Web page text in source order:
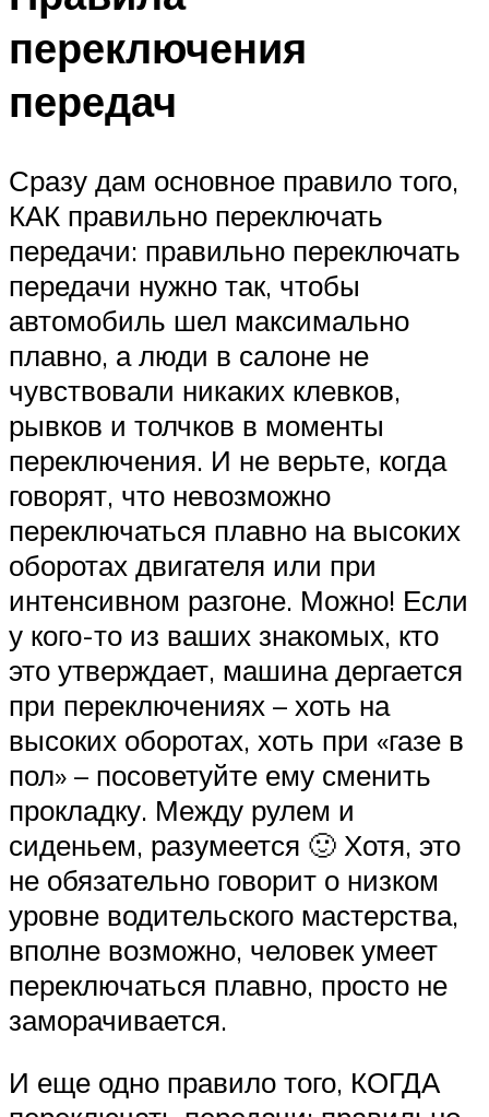
переключения
передач
Сразу дам основное правило того,
КАК правильно переключать
передачи: правильно переключать
передачи нужно так, чтобы
автомобиль шел максимально
плавно, а люди в салоне не
чувствовали никаких клевков,
рывков и толчков в моменты
переключения. И не верьте, когда
говорят, что невозможно
переключаться плавно на высоких
оборотах двигателя или при
интенсивном разгоне. Можно! Если
у кого-то из ваших знакомых, кто
это утверждает, машина дергается
при переключениях – хоть на
высоких оборотах, хоть при «газе в
пол» – посоветуйте ему сменить
прокладку. Между рулем и
сиденьем, разумеется 🙂 Хотя, это
не обязательно говорит о низком
уровне водительского мастерства,
вполне возможно, человек умеет
переключаться плавно, просто не
заморачивается.
И еще одно правило того, КОГДА